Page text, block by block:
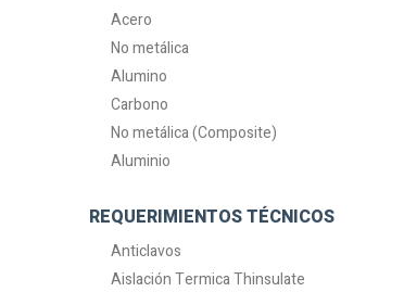
Acero
No metálica
Alumino
Carbono
No metálica (Composite)
Aluminio
REQUERIMIENTOS TÉCNICOS
Anticlavos
Aislación Termica Thinsulate